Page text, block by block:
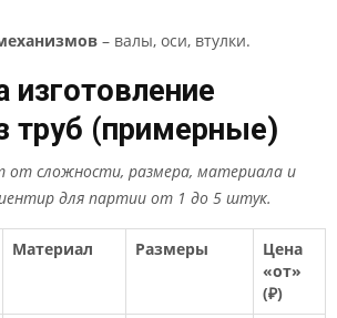
– валы, оси, втулки.
изготовление
труб (примерные)
от сложности, размера, материала и
для партии от 1 до 5 штук.
Материал Размеры
Цена
«от»
(₽)